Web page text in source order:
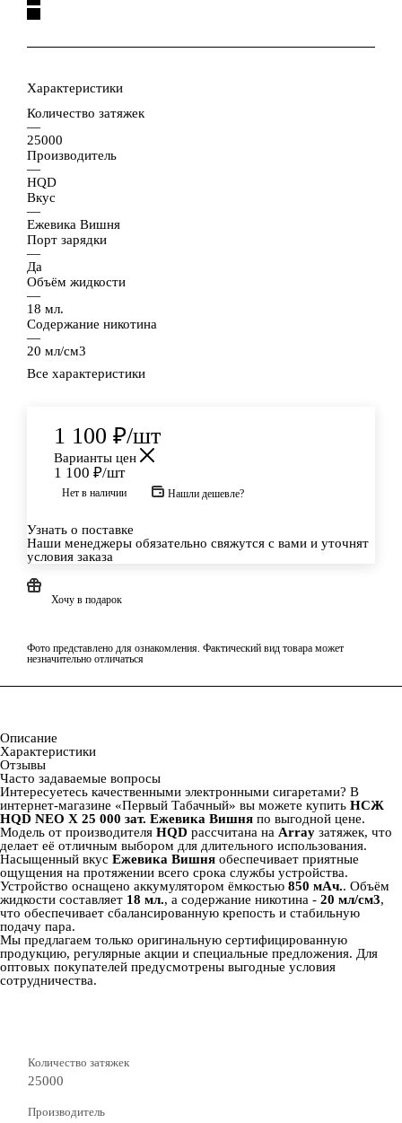
Характеристики
Количество затяжек
—
25000
Производитель
—
HQD
Вкус
—
Ежевика Вишня
Порт зарядки
—
Да
Объём жидкости
—
18 мл.
Содержание никотина
—
20 мл/см3
Все характеристики
1 100 ₽/шт
Варианты цен
1 100 ₽/шт
Нет в наличии Нашли дешевле?
Узнать о поставке
Наши менеджеры обязательно свяжутся с вами и уточнят
условия заказа
Хочу в подарок
Фото представлено для ознакомления. Фактический вид товара может
незначительно отличаться
Описание
Характеристики
Отзывы
Часто задаваемые вопросы
Интересуетесь качественными электронными сигаретами? В
интернет‑магазине «Первый Табачный» вы можете купить НСЖ
HQD NEO X 25 000 зат. Ежевика Вишня по выгодной цене.
Модель от производителя HQD рассчитана на Array затяжек, что
делает её отличным выбором для длительного использования.
Насыщенный вкус Ежевика Вишня обеспечивает приятные
ощущения на протяжении всего срока службы устройства.
Устройство оснащено аккумулятором ёмкостью 850 мАч.. Объём
жидкости составляет 18 мл., а содержание никотина - 20 мл/см3,
что обеспечивает сбалансированную крепость и стабильную
подачу пара.
Мы предлагаем только оригинальную сертифицированную
продукцию, регулярные акции и специальные предложения. Для
оптовых покупателей предусмотрены выгодные условия
сотрудничества.
Количество затяжек
25000
Производитель